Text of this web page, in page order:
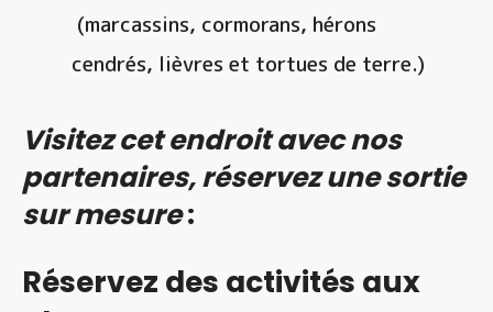
(marcassins, cormorans, hérons
cendrés, lièvres et tortues de terre.)
Visitez cet endroit avec nos
partenaires, réservez une sortie
sur mesure:
Réservez des activités aux